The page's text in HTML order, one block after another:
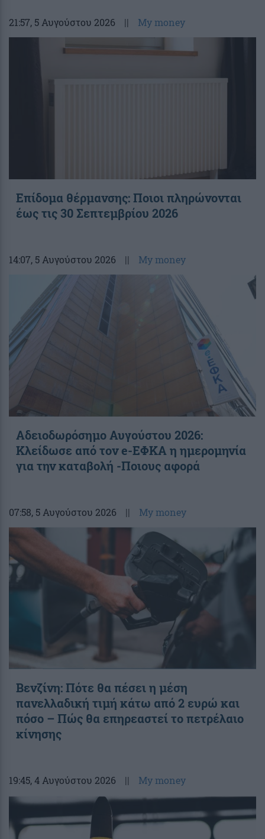
21:57, 5 Αυγούστου 2026 || My money
Επίδομα θέρμανσης: Ποιοι πληρώνονται
έως τις 30 Σεπτεμβρίου 2026
14:07, 5 Αυγούστου 2026 || My money
Αδειοδωρόσημο Αυγούστου 2026:
Κλείδωσε από τον e-ΕΦΚΑ η ημερομηνία
για την καταβολή -Ποιους αφορά
07:58, 5 Αυγούστου 2026 || My money
Βενζίνη: Πότε θα πέσει η μέση
πανελλαδική τιμή κάτω από 2 ευρώ και
πόσο – Πώς θα επηρεαστεί το πετρέλαιο
κίνησης
19:45, 4 Αυγούστου 2026 || My money